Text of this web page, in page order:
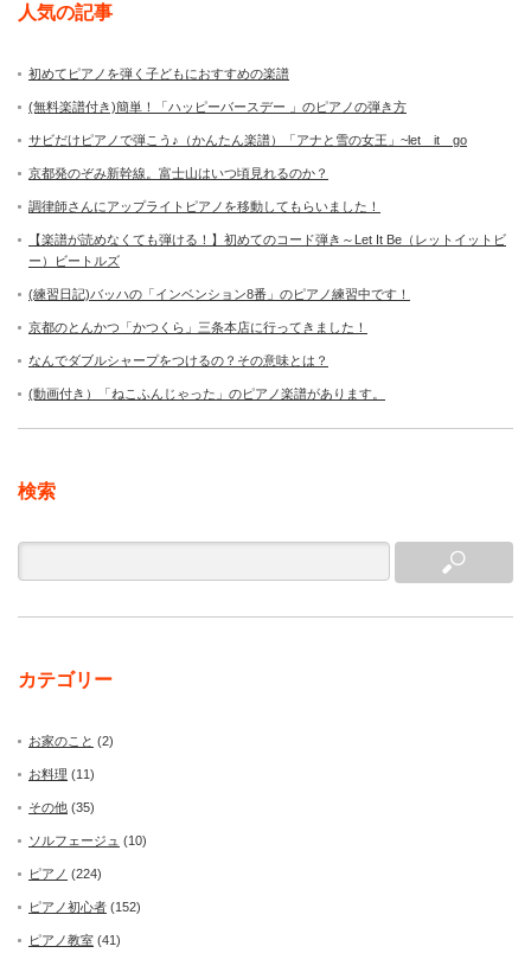
人気の記事
初めてピアノを弾く子どもにおすすめの楽譜
(無料楽譜付き)簡単！「ハッピーバースデー 」のピアノの弾き方
サビだけピアノで弾こう♪（かんたん楽譜）「アナと雪の女王」~let it go
京都発のぞみ新幹線。富士山はいつ頃見れるのか？
調律師さんにアップライトピアノを移動してもらいました！
【楽譜が読めなくても弾ける！】初めてのコード弾き～Let It Be（レットイットビ
ー）ビートルズ
(練習日記)バッハの「インベンション8番」のピアノ練習中です！
京都のとんかつ「かつくら」三条本店に行ってきました！
なんでダブルシャープをつけるの？その意味とは？
(動画付き）「ねこふんじゃった」のピアノ楽譜があります。
検索
カテゴリー
お家のこと (2)
お料理 (11)
その他 (35)
ソルフェージュ (10)
ピアノ (224)
ピアノ初心者 (152)
ピアノ教室 (41)